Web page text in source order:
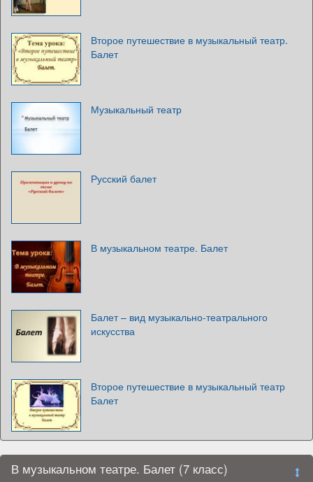
Второе путешествие в музыкальный театр.
Балет
Музыкальный театр
Русский балет
В музыкальном театре. Балет
Балет – вид музыкально-театрального
искусства
Второе путешествие в музыкальный театр
Балет
В музыкальном театре. Балет (7 класс)